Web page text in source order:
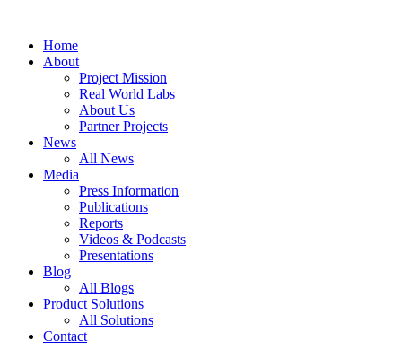
springenHome
About
Project Mission
Real World Labs
About Us
Partner Projects
News
All News
Media
Press Information
Publications
Reports
Videos & Podcasts
Presentations
Blog
All Blogs
Product Solutions
All Solutions
Contact